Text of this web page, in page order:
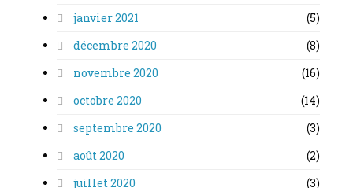
janvier 2021
(5)
décembre 2020
(8)
novembre 2020
(16)
octobre 2020
(14)
septembre 2020
(3)
août 2020
(2)
juillet 2020
(3)